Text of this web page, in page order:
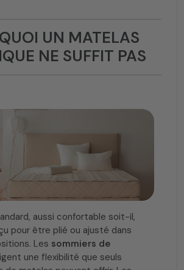
UN MATELAS
NE SUFFIT PAS
aussi confortable soit-il,
pour être plié ou ajusté dans
Les sommiers de
une flexibilité que seuls